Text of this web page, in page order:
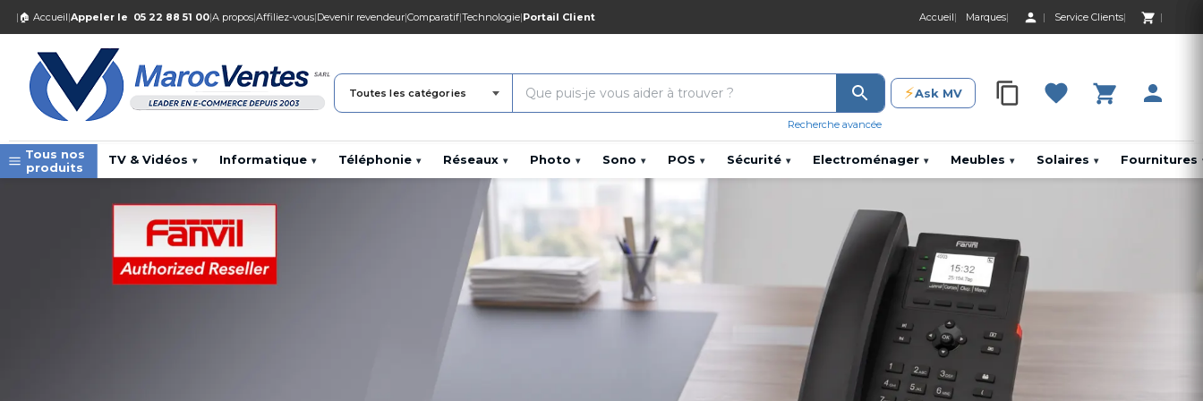
| 🏠 Accueil|Appeler le 05 22 88 51 00|A propos|Affiliez-vous|Devenir revendeur|Comparatif|Technologie|Portail Client Accueil Marques Service Clients
0 Produit 0,00
Toutes les catégories
Recherche avancée
⚡Ask MV 0 Produit 0,00 DH
Tous nos
produits
TV & Vidéos ▾ Informatique ▾ Téléphonie ▾ Réseaux ▾ Photo ▾ Sono ▾ POS ▾ Sécurité ▾ Electroménager ▾ Meubles ▾ Solaires ▾ Fournitures